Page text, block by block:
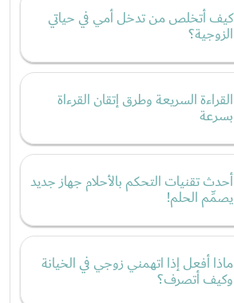
كيف أتخلص من تدخل أمي في حياتي
الزوجية؟
القراءة السريعة وطرق إتقان القرءاة
بسرعة
أحدث تقنيات التحكم بالأحلام جهاز جديد
يصمِّم الحلم!
ماذا أفعل إذا اتهمني زوجي في الخيانة
وكيف أتصرف؟